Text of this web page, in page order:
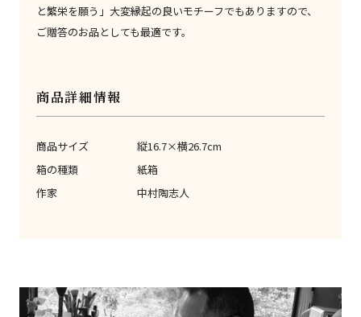
と繁栄を願う」大変縁起の良いモチーフでもありますので、
ご贈答のお品としても最適です。
商品詳細情報
商品サイズ
縦16.7×横26.7cm
箱の種類
紙箱
作家
中村陶志人